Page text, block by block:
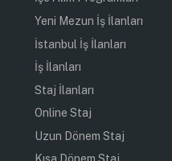
Yeni Mezun İş İlanları
İstanbul İş İlanları
İş İlanları
Staj İlanları
Online Staj
Uzun Dönem Staj